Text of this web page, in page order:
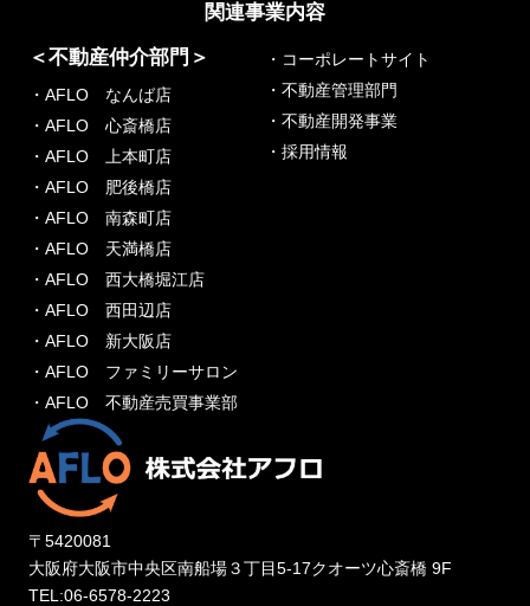
関連事業内容
＜不動産仲介部門＞
・AFLO なんば店
・AFLO 心斎橋店
・AFLO 上本町店
・AFLO 肥後橋店
・AFLO 南森町店
・AFLO 天満橋店
・AFLO 西大橋堀江店
・AFLO 西田辺店
・AFLO 新大阪店
・AFLO ファミリーサロン
・AFLO 不動産売買事業部
・コーポレートサイト
・不動産管理部門
・不動産開発事業
・採用情報
〒5420081
大阪府大阪市中央区南船場３丁目5-17クオーツ心斎橋 9F
TEL:06-6578-2223